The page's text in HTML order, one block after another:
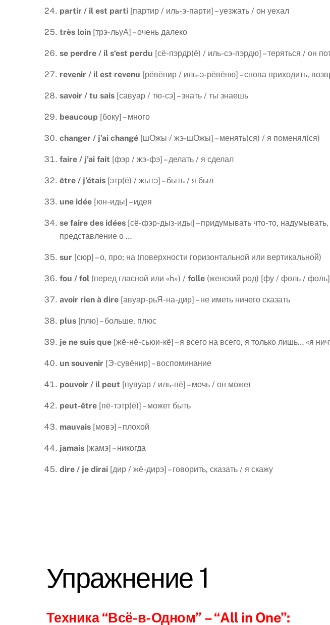
partir/ il est parti[партир / иль-э-парти] – уезжать / он уехал
très loin[трэ-льуА] – очень далеко
se perdre/ il s‘est perdu [сё-пэрдр(ё) / иль-сэ-пэрдю] – теряться / он
revenir/ il est revenu [рёвёнир / иль-э-рёвёню] – снова приходить,
savoir/ tu sais[савуар / тю-сэ] – знать / ты знаешь
beaucoup [боку] – много
changer/ j’ai changé[шОжы / жэ-шОжы] – менять(ся) / я поменял(ся)
faire/ j’ai fait [фэр / жэ-фэ] – делать / я сделал
être/ j’étais[этр(ё) / жытэ] – быть / я был
une idée[юн-иды] – идея
se faire des idées[сё-фэр-дыз-иды] – придумывать что-то, надумывать,
представление о …
sur[сюр] – о, про; на (поверхности горизонтальной или вертикальной)
fou / fol(перед гласной или «h») / folle(женский род) [фу / фоль /
avoir rienà dire[авуар-рьЯ-на-дир] – не иметь ничего сказать
plus[плю] – больше, плюс
je ne suis que[жё-нё-сьюи-кё] – я всего на всего, я только лишь… «я
un souvenir[Э-сувёнир] – воспоминание
pouvoir/ il peut [пувуар / иль-пё] – мочь / он может
peut-être[пё-тэтр(ё)] – может быть
mauvais[мовэ] – плохой
jamais[жамэ] – никогда
dire/ je dirai[дир / жё-дирэ] – говорить, сказать / я скажу
Упражнение 1
Техника “Всё-в-Одном” – “All in One”: